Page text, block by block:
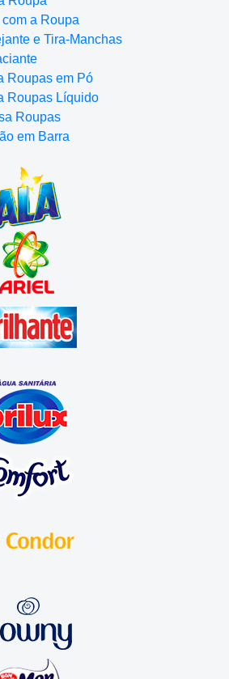
a Roupa
e Tira-Manchas
Roupas em Pó
Roupas Líquido
Roupas
em Barra